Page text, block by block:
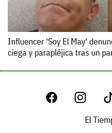
Influencer 'Soy El May'
ciega y parapléjica tras un
El